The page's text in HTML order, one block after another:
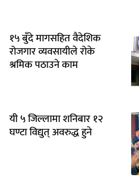
१५ बुँदे मागसहित वैदेशिक
रोजगार व्यवसायीले रोके
श्रमिक पठाउने काम
यी ५ जिल्लामा शनिबार १२
घण्टा विद्युत् अवरुद्ध हुने